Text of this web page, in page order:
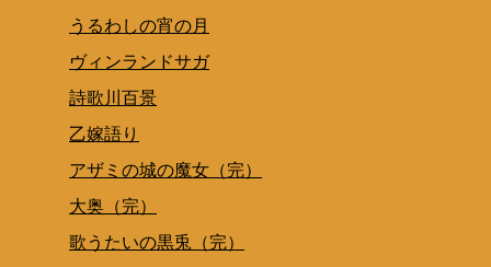
うるわしの宵の月
ヴィンランドサガ
詩歌川百景
乙嫁語り
アザミの城の魔女（完）
大奥（完）
歌うたいの黒兎（完）